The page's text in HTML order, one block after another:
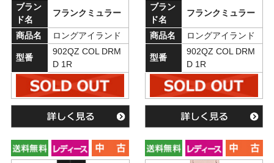
ブラン
ド名
フランクミュラー
商品名 ロングアイランド
型番
902QZ COL DRM
D 1R
ブラン
ド名
フランクミュラー
商品名 ロングアイランド
型番
902QZ COL DRM
D 1R